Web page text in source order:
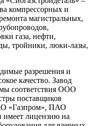
компрессорных и
магистральных,
газа, нефти,
тройники, люки-лазы,
разрешения и
качество. Завод
соответствия ООО
поставщиков
«Газпром», ПАО
имеет лицензию на